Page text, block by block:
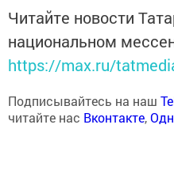
Читайте новости
национальном
https://max.ru/
Подписывайтесь на наш
читайте нас Вконтакте,